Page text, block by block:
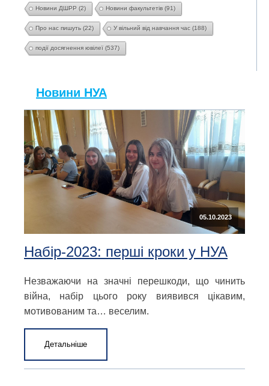
Новини ДШРР (2) Новини факультетів (91)
Про нас пишуть (22) У вільний від навчання час (188)
події досягнення ювілеї (537)
Новини НУА
05.10.2023
Набір-2023: перші кроки у НУА
Незважаючи на значні перешкоди, що чинить
війна, набір цього року виявився цікавим,
мотивованим та… веселим.
Детальніше